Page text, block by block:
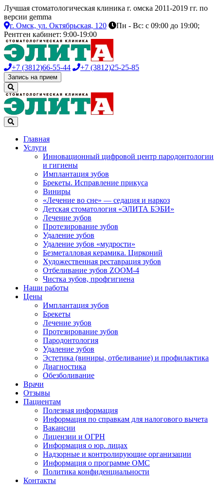
Лучшая стоматологическая клиника г. омска 2011-2019 гг. по
версии gemma
г. Омск, ул. Октябрьская, 120
Пн - Вс: с 09:00 до 19:00;
Рентген кабинет: 9:00-19:00
+7 (3812)66-55-44 +7 (3812)25-25-85
Запись на прием
Главная
Услуги
Инновационный цифровой центр пародонтологии
и гигиены
Имплантация зубов
Брекеты. Исправление прикуса
Виниры
«Лечение во сне» — седация и наркоз
Детская стоматология «ЭЛИТА БЭБИ»
Лечение зубов
Протезирование зубов
Удаление зубов
Удаление зубов «мудрости»
Безметалловая керамика. Цирконий
Художественная реставрация зубов
Отбеливание зубов ZOOM-4
Чистка зубов, профгигиена
Наши работы
Цены
Имплантация зубов
Брекеты
Лечение зубов
Протезирование зубов
Пародонтология
Удаление зубов
Эстетика (виниры, отбеливание) и профилактика
Диагностика
Обезболивание
Врачи
Отзывы
Пациентам
Полезная информация
Информация по справкам для налогового вычета
Вакансии
Лицензии и ОГРН
Информация о юр. лицах
Надзорные и контролирующие организации
Информация о программе ОМС
Политика конфиденциальности
Контакты